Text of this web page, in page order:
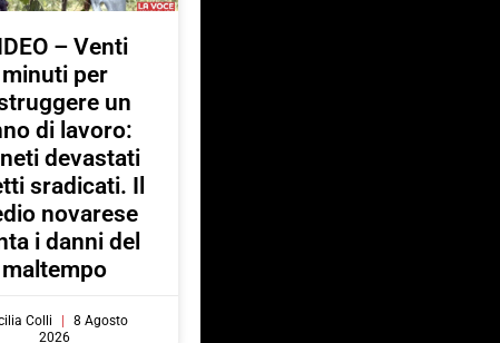
– Venti
minuti per
un
di lavoro:
devastati
sradicati. Il
novarese
i danni del
maltempo
Colli
8 Agosto
2026